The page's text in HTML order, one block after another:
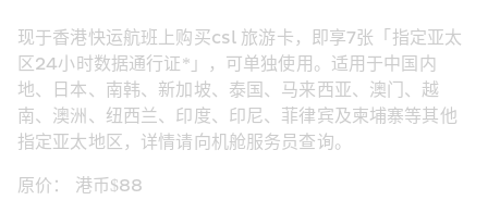
现于香港快运航班上购买csl 旅游卡，即享7张「指定亚太
区24小时数据通行证*」，可单独使用。适用于中国内
地、日本、南韩、新加坡、泰国、马来西亚、澳门、越
南、澳洲、纽西兰、印度、印尼、菲律宾及柬埔寨等其他
指定亚太地区，详情请向机舱服务员查询。
原价： 港币$88